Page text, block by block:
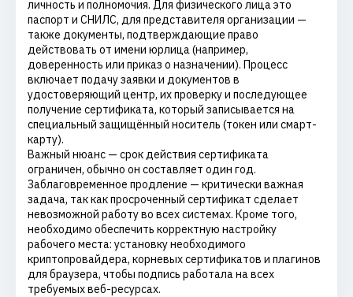
личность и полномочия. Для физического лица это
паспорт и СНИЛС, для представителя организации —
также документы, подтверждающие право
действовать от имени юрлица (например,
доверенность или приказ о назначении). Процесс
включает подачу заявки и документов в
удостоверяющий центр, их проверку и последующее
получение сертификата, который записывается на
специальный защищённый носитель (токен или смарт-
карту).
Важный нюанс — срок действия сертификата
ограничен, обычно он составляет один год.
Заблаговременное продление — критически важная
задача, так как просроченный сертификат сделает
невозможной работу во всех системах. Кроме того,
необходимо обеспечить корректную настройку
рабочего места: установку необходимого
криптопровайдера, корневых сертификатов и плагинов
для браузера, чтобы подпись работала на всех
требуемых веб-ресурсах.